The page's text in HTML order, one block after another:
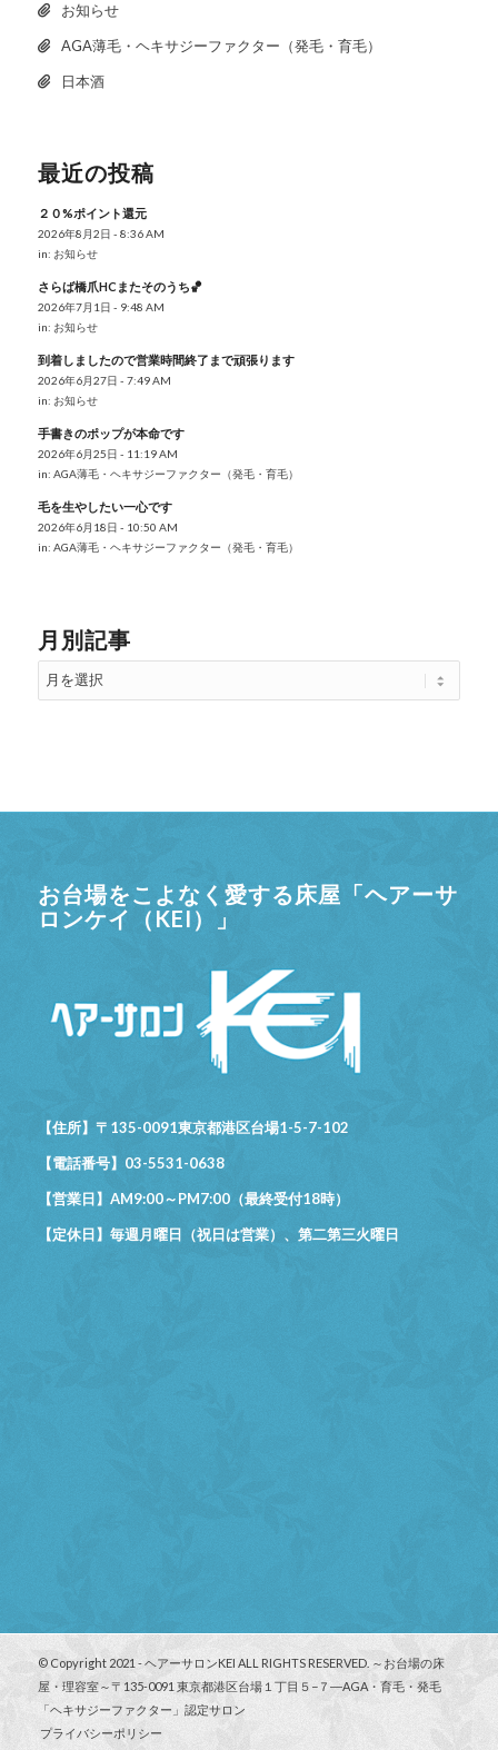
お知らせ
AGA薄毛・ヘキサジーファクター（発毛・育毛）
日本酒
最近の投稿
２０%ポイント還元
2026年8月2日 - 8:36 AM
in: お知らせ
さらば橋爪HCまたそのうち🏀
2026年7月1日 - 9:48 AM
in: お知らせ
到着しましたので営業時間終了まで頑張ります
2026年6月27日 - 7:49 AM
in: お知らせ
手書きのポップが本命です
2026年6月25日 - 11:19 AM
in: AGA薄毛・ヘキサジーファクター（発毛・育毛）
毛を生やしたい一心です
2026年6月18日 - 10:50 AM
in: AGA薄毛・ヘキサジーファクター（発毛・育毛）
月別記事
お台場をこよなく愛する床屋「ヘアーサ
ロンケイ（KEI）」
【住所】〒135-0091東京都港区台場1-5-7-102
【電話番号】03-5531-0638
【営業日】AM9:00～PM7:00（最終受付18時）
【定休日】毎週月曜日（祝日は営業）、第二第三火曜日
© Copyright 2021 - ヘアーサロンKEI ALL RIGHTS RESERVED. ～お台場の床
屋・理容室～〒135-0091 東京都港区台場１丁目５−７―AGA・育毛・発毛
「ヘキサジーファクター」認定サロン
プライバシーポリシー